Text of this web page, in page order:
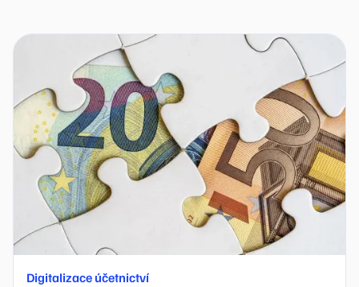
Digitalizace účetnictví